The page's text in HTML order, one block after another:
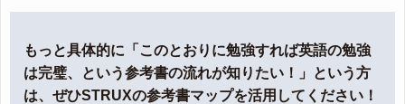
もっと具体的に「このとおりに勉強すれば英語の勉強
は完璧、という参考書の流れが知りたい！」という方
は、ぜひSTRUXの参考書マップを活用してください！